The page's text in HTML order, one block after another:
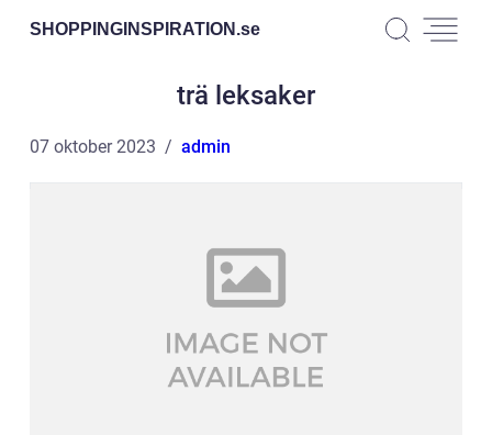
SHOPPINGINSPIRATION.se
trä leksaker
07 oktober 2023 admin